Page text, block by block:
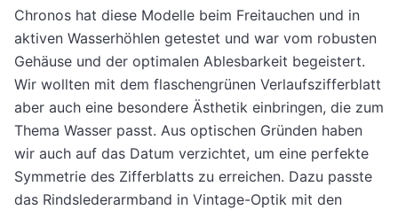
Chronos hat diese Modelle beim Freitauchen und in
aktiven Wasserhöhlen getestet und war vom robusten
Gehäuse und der optimalen Ablesbarkeit begeistert.
Wir wollten mit dem flaschengrünen Verlaufszifferblatt
aber auch eine besondere Ästhetik einbringen, die zum
Thema Wasser passt. Aus optischen Gründen haben
wir auch auf das Datum verzichtet, um eine perfekte
Symmetrie des Zifferblatts zu erreichen. Dazu passte
das Rindslederarmband in Vintage-Optik mit den